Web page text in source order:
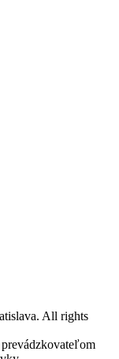
All rights